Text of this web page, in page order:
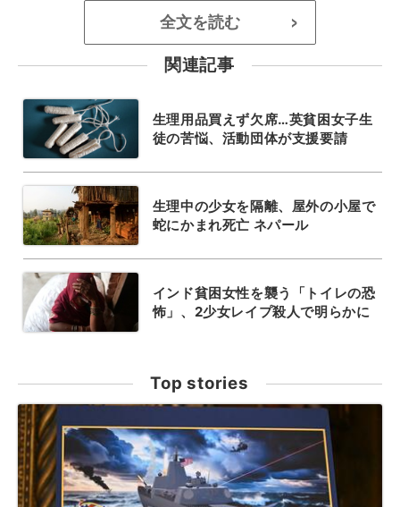
全文を読む >
関連記事
生理用品買えず欠席…英貧困女子生
徒の苦悩、活動団体が支援要請
生理中の少女を隔離、屋外の小屋で
蛇にかまれ死亡 ネパール
インド貧困女性を襲う「トイレの恐
怖」、2少女レイプ殺人で明らかに
Top stories